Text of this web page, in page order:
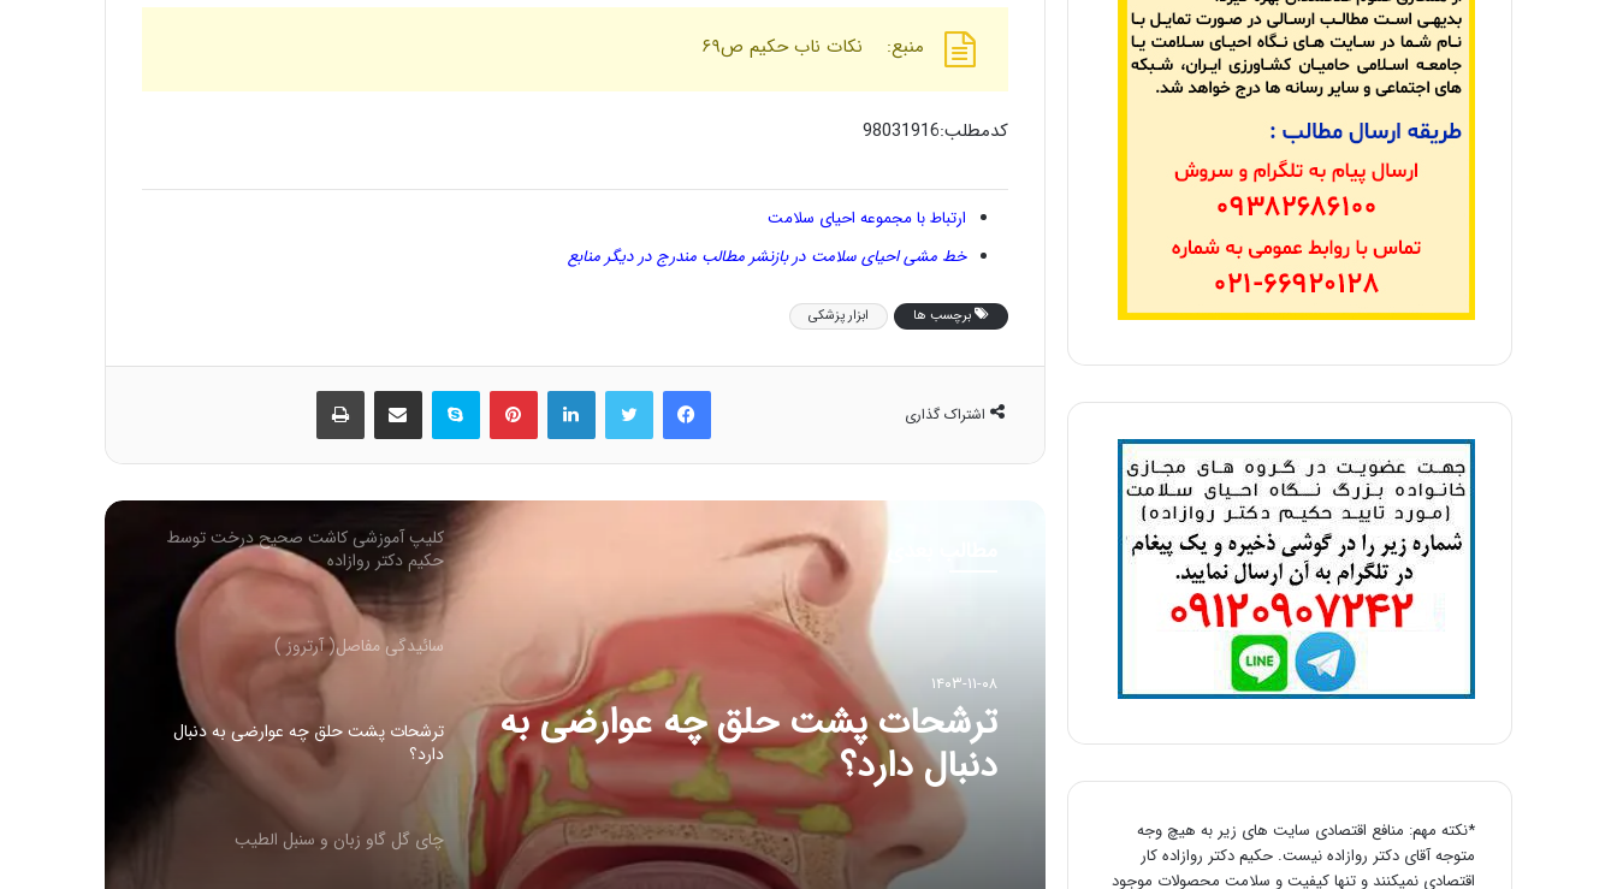
منبع: نکات ناب حکیم ص۶۹
کدمطلب:98031916
ارتباط با مجموعه احیای سلامت
خط مشی احیای سلامت در بازنشر مطالب مندرج در دیگر منابع
برچسب ها ابزار پزشکی
اشتراک گذاری
فیس بوک لینکدین ‫پین‌ترست اسکایپ اشتراک گذاری از طریق ایمیل
مطالب بعدی
۱۴۰۳-۱۱-۰۸
ترشحات پشت حلق چه عوارضی به
دنبال دارد؟
کلیپ آموزشی کاشت صحیح درخت توسط
کلیپ آموزشی کاشت صحیح درخت توسط
حکیم دکتر روازاده
سائیدگی مفاصل( آرتروز )
ترشحات پشت حلق چه عوارضی به دنبال
دارد؟
چای گل گاو زبان و سنبل الطیب
*نکته مهم: منافع اقتصادی سایت های زیر به هیچ وجه
متوجه آقای دکتر روازاده نیست. حکیم دکتر روازاده کار
اقتصادی نمیکنند و تنها کیفیت و سلامت محصولات موجود